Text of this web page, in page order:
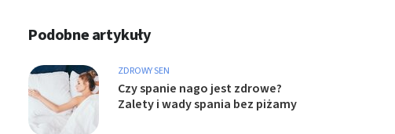
Podobne artykuły
ZDROWY SEN
Czy spanie nago jest zdrowe?
Zalety i wady spania bez piżamy